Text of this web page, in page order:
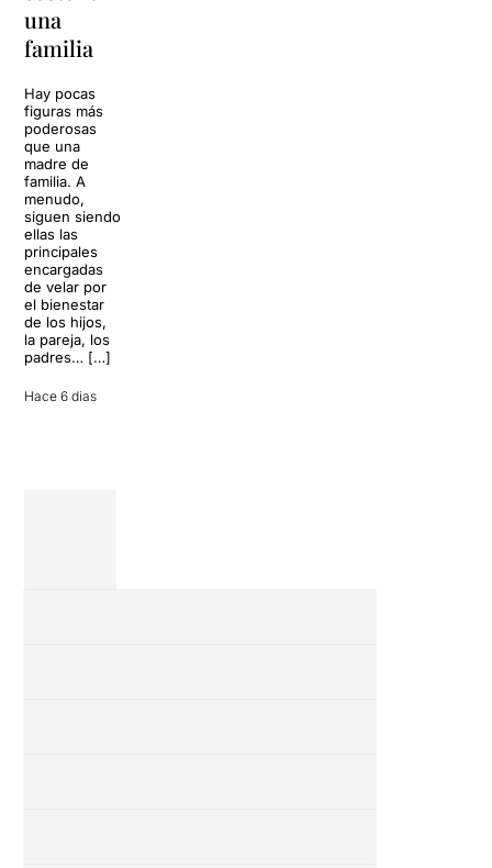
una
familia
Hay pocas
figuras más
poderosas
que una
madre de
familia. A
menudo,
siguen siendo
ellas las
principales
encargadas
de velar por
el bienestar
de los hijos,
la pareja, los
padres… […]
Hace 6 dias